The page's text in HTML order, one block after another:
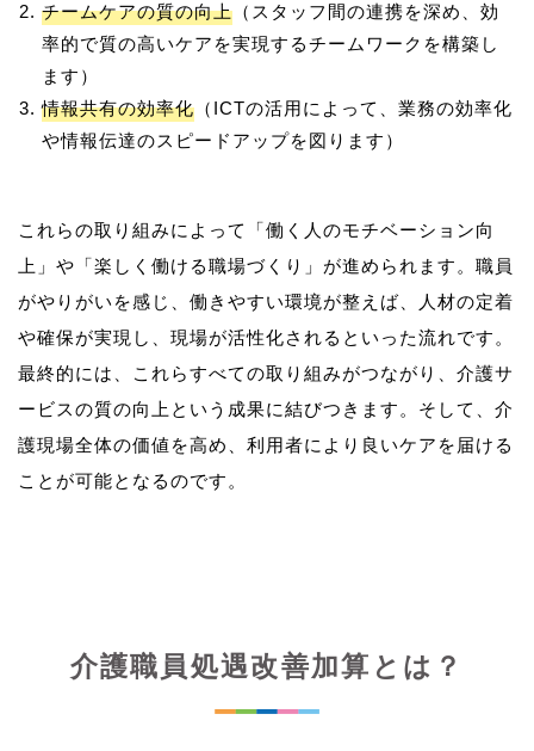
チームケアの質の向上 （スタッフ間の連携を深め、効
率的で質の高いケアを実現するチームワークを構築し
ます）
情報共有の効率化 （ICTの活用によって、業務の効率化
や情報伝達のスピードアップを図ります）
これらの取り組みによって「働く人のモチベーション向
上」や「楽しく働ける職場づくり」が進められます。職員
がやりがいを感じ、働きやすい環境が整えば、人材の定着
や確保が実現し、現場が活性化されるといった流れです。
最終的には、これらすべての取り組みがつながり、介護サ
ービスの質の向上という成果に結びつきます。そして、介
護現場全体の価値を高め、利用者により良いケアを届ける
介護職員処遇改善加算とは？